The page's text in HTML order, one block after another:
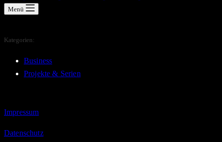
Menü
Kategorien:
Business
Projekte & Serien
Impressum
Datenschutz